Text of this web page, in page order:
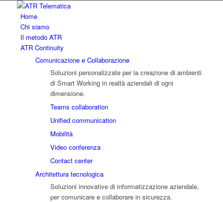
Home
Chi siamo
Il metodo ATR
ATR Continuity
Comunicazione e Collaborazione
Soluzioni personalizzate per la creazione di ambienti
di Smart Working in realtà aziendali di ogni
dimensione.
Teams collaboration
Unified communication
Mobilità
Video conferenza
Contact center
Architettura tecnologica
Soluzioni innovative di informatizzazione aziendale,
per comunicare e collaborare in sicurezza.